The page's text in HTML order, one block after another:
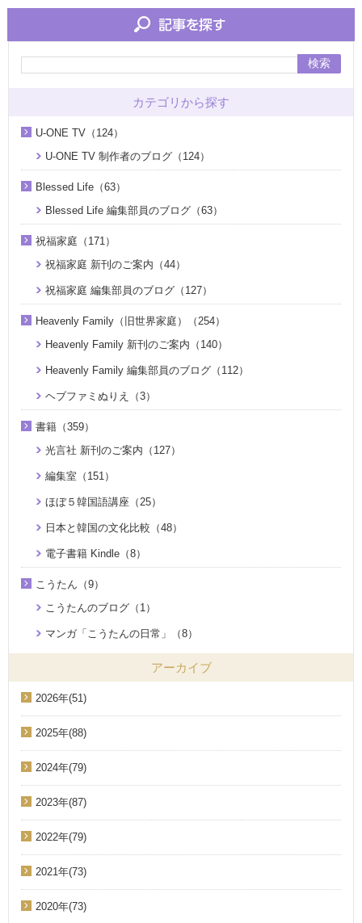
検索
カテゴリから探す
U-ONE TV（124）
U-ONE TV 制作者のブログ（124）
Blessed Life（63）
Blessed Life 編集部員のブログ（63）
祝福家庭（171）
祝福家庭 新刊のご案内（44）
祝福家庭 編集部員のブログ（127）
Heavenly Family（旧世界家庭）（254）
Heavenly Family 新刊のご案内（140）
Heavenly Family 編集部員のブログ（112）
ヘブファミぬりえ（3）
書籍（359）
光言社 新刊のご案内（127）
編集室（151）
ほぼ５韓国語講座（25）
日本と韓国の文化比較（48）
電子書籍 Kindle（8）
こうたん（9）
こうたんのブログ（1）
マンガ「こうたんの日常」（8）
アーカイブ
2026年(51)
2025年(88)
2024年(79)
2023年(87)
2022年(79)
2021年(73)
2020年(73)